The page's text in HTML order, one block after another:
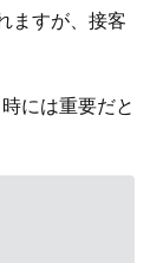
ますが、接客
には重要だと